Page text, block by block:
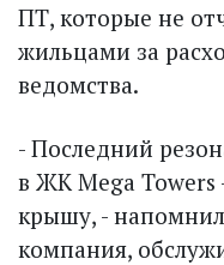
ПТ, которые не
жильцами за
ведомства.
- Последний
в ЖК Mega Towers
крышу, -
компания,